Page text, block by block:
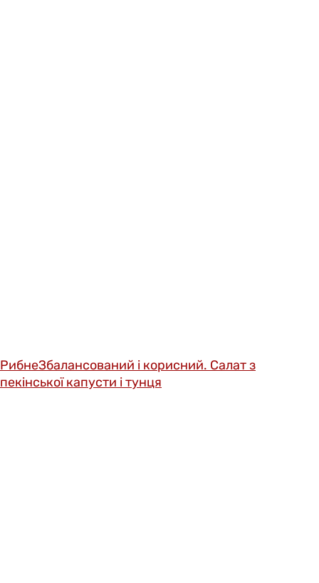
РибнеЗбалансований і корисний. Салат з
пекінської капусти і тунця